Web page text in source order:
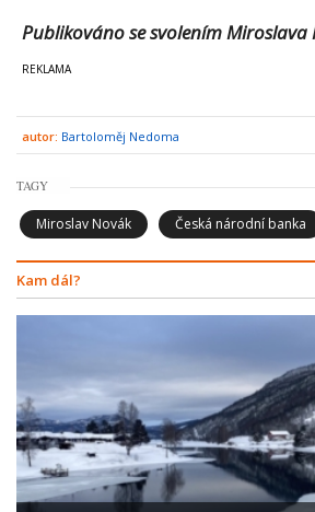
Publikováno se svolením Miroslava
autor: Bartoloměj Nedoma
TAGY
Miroslav Novák Česká národní banka
Kam dál?